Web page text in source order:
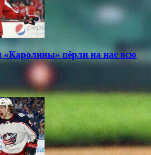
«Каролины» пёрли на нас всю